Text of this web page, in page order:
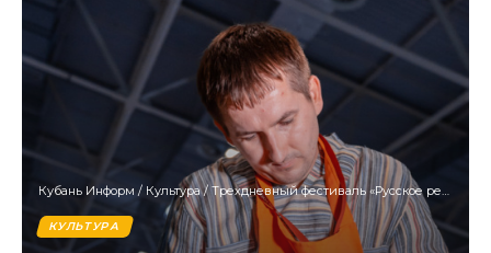
Кубань Информ / Культура/Трехдневный фестиваль «Русское ремесло» стартует в Анапе с 23 июня
КУЛЬТУРА